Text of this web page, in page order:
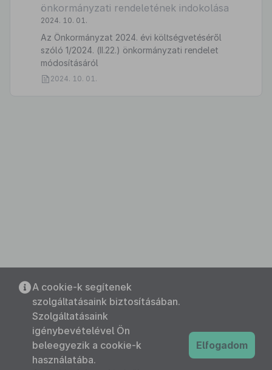
önkormányzati rendeletének indokolása
2024. 10. 01.
Az Önkormányzat 2024. évi költségvetéséről
szóló 1/2024. (II.22.) önkormányzati rendelet
módosításáról
2024. 10. 01.
A cookie-k segítenek
szolgáltatásaink biztosításában.
Szolgáltatásaink
igénybevételével Ön
beleegyezik a cookie-k
használatába.
Elfogadom